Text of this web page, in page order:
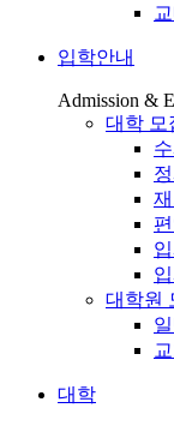
입학안내
Admission &
대학 모
대학원
대학